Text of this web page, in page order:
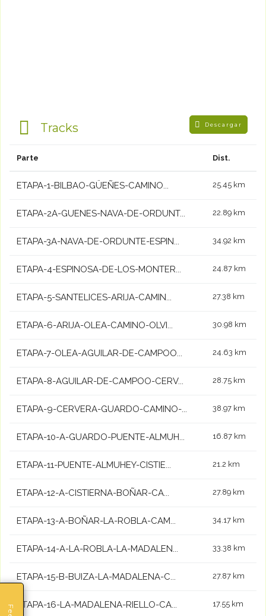
Tracks Descargar
Parte Dist.
ETAPA-1-BILBAO-GÜEÑES-CAMINO... 25.45 km
ETAPA-2A-GUENES-NAVA-DE-ORDUNT... 22.89 km
ETAPA-3A-NAVA-DE-ORDUNTE-ESPIN... 34.92 km
ETAPA-4-ESPINOSA-DE-LOS-MONTER... 24.87 km
ETAPA-5-SANTELICES-ARIJA-CAMIN... 27.38 km
ETAPA-6-ARIJA-OLEA-CAMINO-OLVI... 30.98 km
ETAPA-7-OLEA-AGUILAR-DE-CAMPOO... 24.63 km
ETAPA-8-AGUILAR-DE-CAMPOO-CERV... 28.75 km
ETAPA-9-CERVERA-GUARDO-CAMINO-... 38.97 km
ETAPA-10-A-GUARDO-PUENTE-ALMUH... 16.87 km
ETAPA-11-PUENTE-ALMUHEY-CISTIE... 21.2 km
ETAPA-12-A-CISTIERNA-BOÑAR-CA... 27.89 km
ETAPA-13-A-BOÑAR-LA-ROBLA-CAM... 34.17 km
ETAPA-14-A-LA-ROBLA-LA-MADALEN... 33.38 km
ETAPA-15-B-BUIZA-LA-MADALENA-C... 27.87 km
ETAPA-16-LA-MADALENA-RIELLO-CA... 17.55 km